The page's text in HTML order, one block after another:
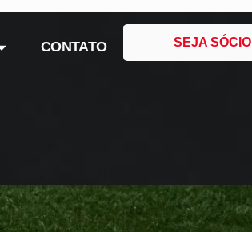
CONTATO SEJA SÓCIO